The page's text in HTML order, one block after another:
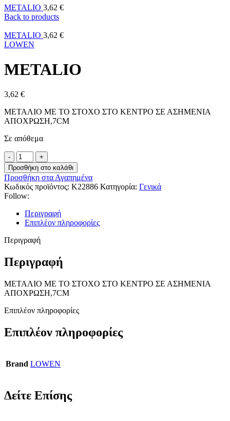
METALIO 3,62 €
Back to products
METALIO 3,62 €
LOWEN
METALIO
3,62 €
ΜΕΤΑΛΙΟ ΜΕ ΤΟ ΣΤΟΧΟ ΣΤΟ ΚΕΝΤΡΟ ΣΕ ΑΣΗΜΕΝΙΑ
ΑΠΟΧΡΩΣΗ,7CM
Σε απόθεμα
Προσθήκη στο καλάθι
Προσθήκη στα Αγαπημένα
Κωδικός προϊόντος: K22886 Κατηγορία: Γενικά
Follow:
Περιγραφή
Επιπλέον πληροφορίες
Περιγραφή
Περιγραφή
ΜΕΤΑΛΙΟ ΜΕ ΤΟ ΣΤΟΧΟ ΣΤΟ ΚΕΝΤΡΟ ΣΕ ΑΣΗΜΕΝΙΑ
ΑΠΟΧΡΩΣΗ,7CM
Επιπλέον πληροφορίες
Επιπλέον πληροφορίες
Brand LOWEN
Δείτε Επίσης